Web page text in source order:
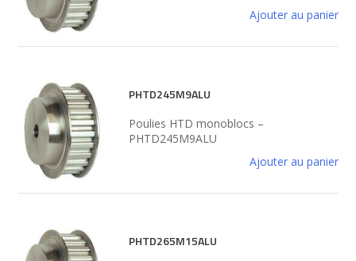
Ajouter au panier
PHTD245M9ALU
Poulies HTD monoblocs –
PHTD245M9ALU
Ajouter au panier
PHTD265M15ALU